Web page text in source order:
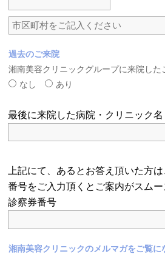
過去のご来院
湘南美容クリニックグループに来院した
なし
あり
最後に来院した病院・クリニック名
上記にて、あるとお答え頂いた方
番号をご入力頂くとご案内がスムー
診察券番号
湘南美容クリニックのメルマガをご覧に